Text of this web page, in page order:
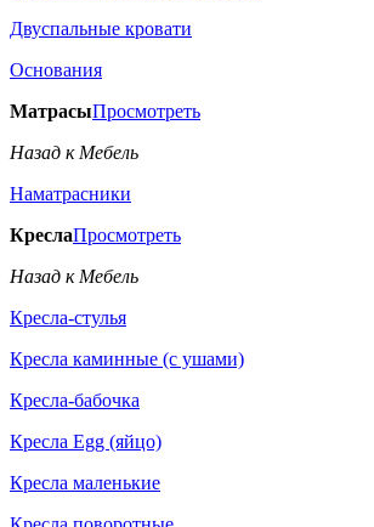
Двуспальные кровати
Основания
МатрасыПросмотреть
Назад к Мебель
Наматрасники
КреслаПросмотреть
Назад к Мебель
Кресла-стулья
Кресла каминные (с ушами)
Кресла-бабочка
Кресла Egg (яйцо)
Кресла маленькие